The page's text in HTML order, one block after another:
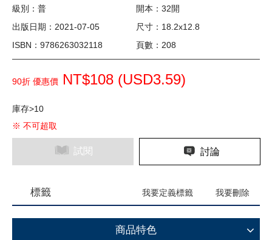
級別：普
開本：32開
出版日期：2021-07-05
尺寸：18.2x12.8
ISBN：9786263032118
頁數：208
90折 優惠價 NT$108 (USD3.59)
庫存>10
※ 不可超取
試閱 討論
標籤 我要定義標籤 我要刪除
商品特色